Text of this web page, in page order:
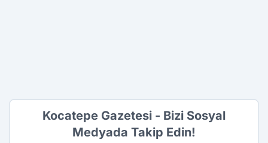
Kocatepe Gazetesi - Bizi Sosyal
Medyada Takip Edin!